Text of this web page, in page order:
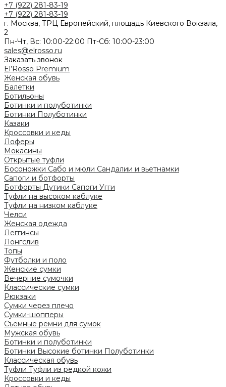
+7 (922) 281-83-19
+7 (922) 281-83-19
г. Москва, ТРЦ Европейский, площадь Киевского Вокзала,
2
Пн-Чт, Вс: 10:00-22:00 Пт-Сб: 10:00-23:00
sales@elrosso.ru
Заказать звонок
El’Rosso Premium
Женская обувь
Балетки
Ботильоны
Ботинки и полуботинки
Ботинки Полуботинки
Казаки
Кроссовки и кеды
Лоферы
Мокасины
Открытые туфли
Босоножки Сабо и мюли Сандалии и вьетнамки
Сапоги и ботфорты
Ботфорты Дутики Сапоги Угги
Туфли на высоком каблуке
Туфли на низком каблуке
Челси
Женская одежда
Леггинсы
Лонгслив
Топы
Футболки и поло
Женские сумки
Вечерние сумочки
Классические сумки
Рюкзаки
Сумки через плечо
Сумки-шопперы
Съемные ремни для сумок
Мужская обувь
Ботинки и полуботинки
Ботинки Высокие ботинки Полуботинки
Классическая обувь
Туфли Туфли из редкой кожи
Кроссовки и кеды